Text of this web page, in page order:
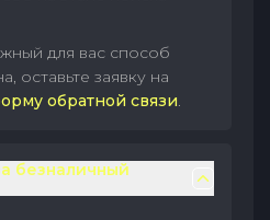
для вас способ
оставьте заявку на
обратной связи.
безналичный